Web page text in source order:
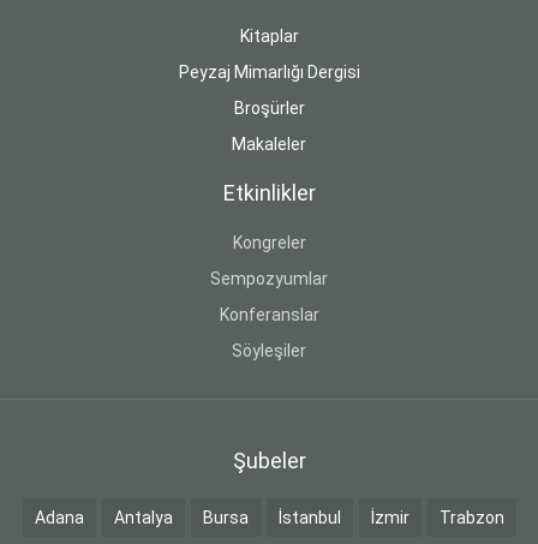
Kitaplar
Peyzaj Mimarlığı Dergisi
Broşürler
Makaleler
Etkinlikler
Kongreler
Sempozyumlar
Konferanslar
Söyleşiler
Şubeler
Adana Antalya Bursa İstanbul İzmir Trabzon